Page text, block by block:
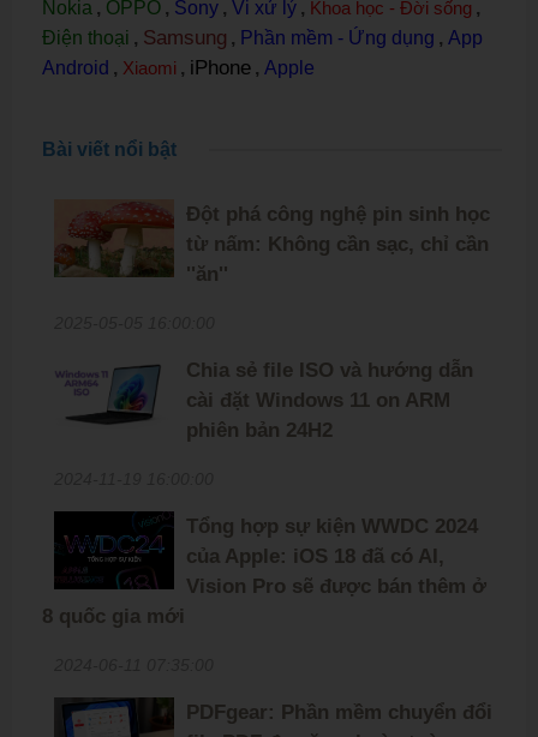
Nokia , OPPO , Sony , Vi xử lý , Khoa học - Đời sống ,
Điện thoại , Samsung , Phần mềm - Ứng dụng , App
Android , Xiaomi , iPhone , Apple
Bài viết nổi bật
Đột phá công nghệ pin sinh học
từ nấm: Không cần sạc, chỉ cần
''ăn''
Chia sẻ file ISO và hướng dẫn
cài đặt Windows 11 on ARM
phiên bản 24H2
Tổng hợp sự kiện WWDC 2024
của Apple: iOS 18 đã có AI,
Vision Pro sẽ được bán thêm ở
8 quốc gia mới
PDFgear: Phần mềm chuyển đổi